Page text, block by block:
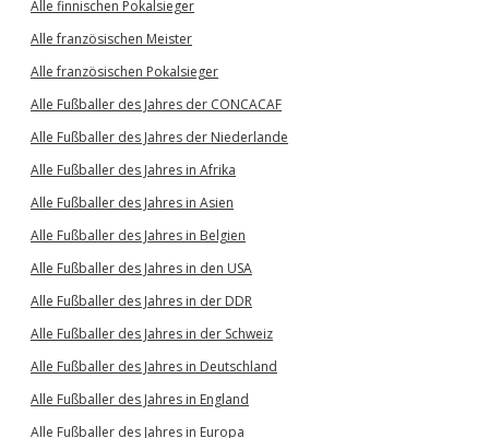
Alle finnischen Pokalsieger
Alle französischen Meister
Alle französischen Pokalsieger
Alle Fußballer des Jahres der CONCACAF
Alle Fußballer des Jahres der Niederlande
Alle Fußballer des Jahres in Afrika
Alle Fußballer des Jahres in Asien
Alle Fußballer des Jahres in Belgien
Alle Fußballer des Jahres in den USA
Alle Fußballer des Jahres in der DDR
Alle Fußballer des Jahres in der Schweiz
Alle Fußballer des Jahres in Deutschland
Alle Fußballer des Jahres in England
Alle Fußballer des Jahres in Europa